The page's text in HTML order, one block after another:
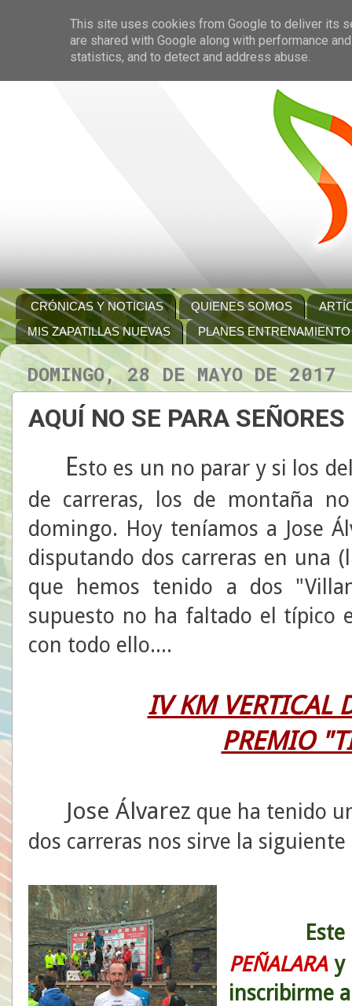
CRÓNICAS Y NOTICIAS QUIENES SOMOS
MIS ZAPATILLAS NUEVAS
PLANES ENTRENAMIENTO
DOMINGO, 28 DE MAYO DE 2017
AQUÍ NO SE PARA SEÑORES
Esto es un no parar y si los
de carreras, los de montaña
domingo. Hoy teníamos a Jose
disputando dos carreras en una
que hemos tenido a dos
supuesto no ha faltado el típico
con todo ello....
IV KM VERTICAL
PREMIO
Jose Álvarez que ha tenido
dos carreras nos sirve la siguiente
E
PEÑALARAy
inscribirme
This site uses cookies from Google to deliver its
are shared with Google along with performance
statistics, and to detect and address abuse.